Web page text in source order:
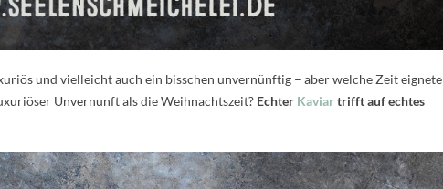
und vielleicht auch ein bisschen unvernünftig – aber welche Zeit eignete
Unvernunft als die Weihnachtszeit? Echter Kaviartrifft auf echtes